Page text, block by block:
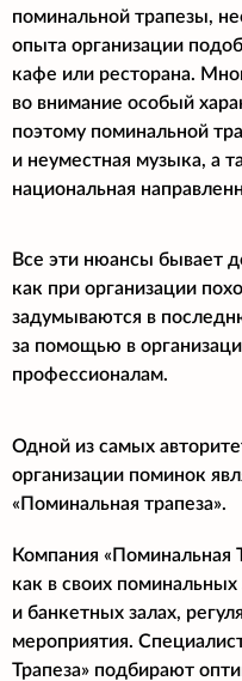
поминальной трапезы,
опыта организации
кафе или ресторана.
во внимание особый
поэтому поминальной
и неуместная музыка, а
национальная
Все эти нюансы бывает
как при организации
задумываются в
за помощью в
профессионалам.
Одной из самых
организации поминок
«Поминальная трапеза».
Компания «Поминальная
как в своих поминальных
и банкетных залах,
мероприятия.
Трапеза» подбирают